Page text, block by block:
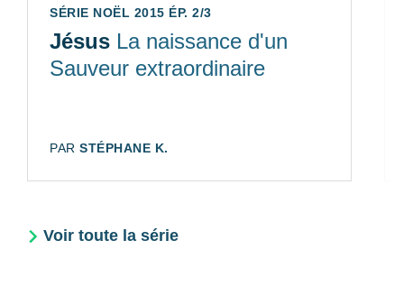
SÉRIE NOËL 2015 ÉP. 2/3
Jésus La naissance d'un
Sauveur extraordinaire
AUTEUR:
PAR STÉPHANE K.
Voir toute la série